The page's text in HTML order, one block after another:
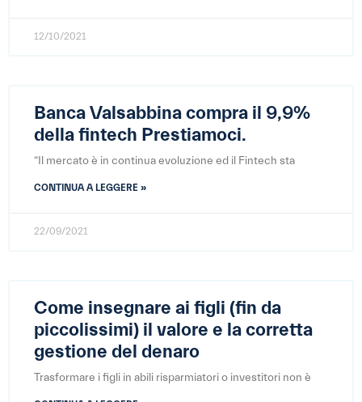
12/10/2021
Banca Valsabbina compra il 9,9%
della fintech Prestiamoci.
“Il mercato è in continua evoluzione ed il Fintech sta
CONTINUA A LEGGERE »
22/09/2021
Come insegnare ai figli (fin da
piccolissimi) il valore e la corretta
gestione del denaro
Trasformare i figli in abili risparmiatori o investitori non è